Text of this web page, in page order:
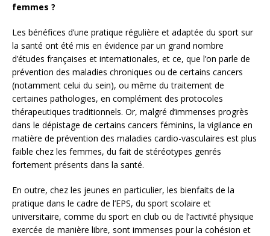
femmes ?
Les bénéfices d’une pratique régulière et adaptée du sport sur
la santé ont été mis en évidence par un grand nombre
d’études françaises et internationales, et ce, que l’on parle de
prévention des maladies chroniques ou de certains cancers
(notamment celui du sein), ou même du traitement de
certaines pathologies, en complément des protocoles
thérapeutiques traditionnels. Or, malgré d’immenses progrès
dans le dépistage de certains cancers féminins, la vigilance en
matière de prévention des maladies cardio-vasculaires est plus
faible chez les femmes, du fait de stéréotypes genrés
fortement présents dans la santé.
En outre, chez les jeunes en particulier, les bienfaits de la
pratique dans le cadre de l’EPS, du sport scolaire et
universitaire, comme du sport en club ou de l’activité physique
exercée de manière libre, sont immenses pour la cohésion et